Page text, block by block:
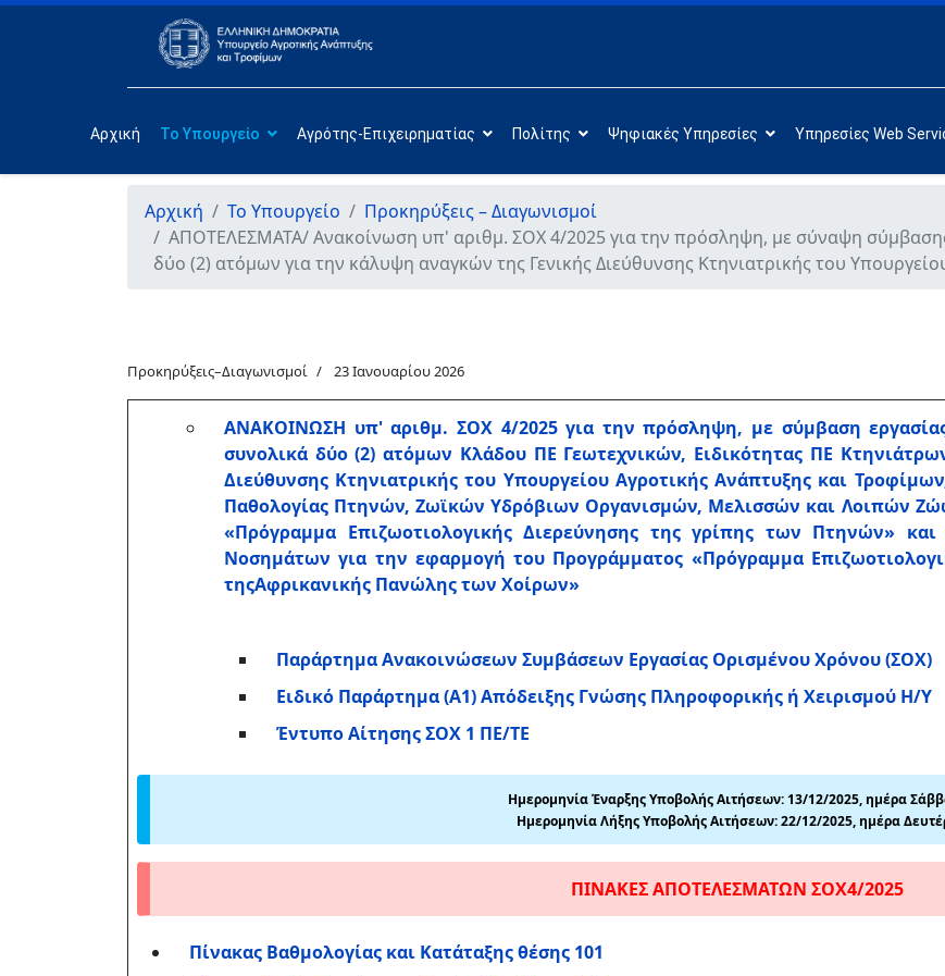
Αρχική Το Υπουργείο Αγρότης-Επιχειρηματίας Πολίτης Ψηφιακές Υπηρεσίες Υπηρεσίες Web
Αρχική Το Υπουργείο
Προκηρύξεις – Διαγωνισμοί
ΑΠΟΤΕΛΕΣΜΑΤΑ/ Ανακοίνωση υπ' αριθμ. ΣΟΧ 4/2025 για την πρόσληψη, με σύναψη
δύο (2) ατόμων για την κάλυψη αναγκών της Γενικής Διεύθυνσης Κτηνιατρικής του
Προκηρύξεις–Διαγωνισμοί 23 Ιανουαρίου 2026
ΑΝΑΚΟΙΝΩΣΗ υπ' αριθμ. ΣΟΧ 4/2025 για την πρόσληψη, με σύμβαση εργασίας
συνολικά δύο (2) ατόμων Κλάδου ΠΕ Γεωτεχνικών, Ειδικότητας ΠΕ
Διεύθυνσης Κτηνιατρικής του Υπουργείου Αγροτικής Ανάπτυξης και
Παθολογίας Πτηνών, Ζωϊκών Υδρόβιων Οργανισμών, Μελισσών και Λοιπών
«Πρόγραμμα Επιζωοτιολογικής Διερεύνησης της γρίπης των Πτηνών»
Νοσημάτων για την εφαρμογή του Προγράμματος «Πρόγραμμα
τηςΑφρικανικής Πανώλης των Χοίρων»
Παράρτημα Ανακοινώσεων Συμβάσεων Εργασίας Ορισμένου Χρόνου (ΣΟΧ)
Ειδικό Παράρτημα (Α1) Απόδειξης Γνώσης Πληροφορικής ή Χειρισμού Η/Υ
Έντυπο Αίτησης ΣΟΧ 1 ΠΕ/ΤΕ
Ημερομηνία Έναρξης Υποβολής Αιτήσεων: 13/12/2025, ημέρα
Ημερομηνία Λήξης Υποβολής Αιτήσεων: 22/12/2025, ημέρα
ΠΙΝΑΚΕΣ ΑΠΟΤΕΛΕΣΜΑΤΩΝ ΣΟΧ4/2025
Πίνακας Βαθμολογίας και Κατάταξης θέσης 101